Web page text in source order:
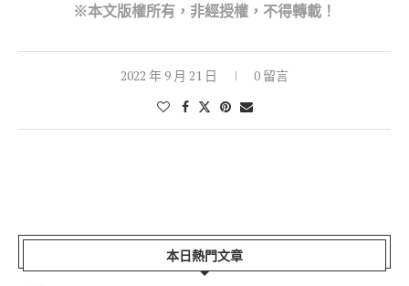
※本文版權所有，非經授權，不得轉載！
2022 年 9 月 21 日 0 留言
本日熱門文章